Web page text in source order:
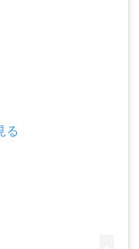
る